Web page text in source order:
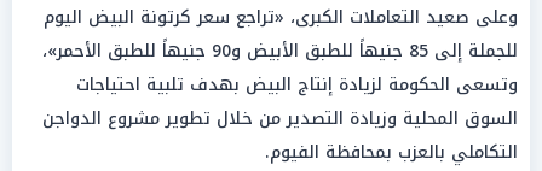
وعلى صعيد التعاملات الكبرى، «تراجع سعر كرتونة البيض اليوم
للجملة إلى 85 جنيهاً للطبق الأبيض و90 جنيهاً للطبق الأحمر»،
وتسعى الحكومة لزيادة إنتاج البيض بهدف تلبية احتياجات
السوق المحلية وزيادة التصدير من خلال تطوير مشروع الدواجن
التكاملي بالعزب بمحافظة الفيوم.